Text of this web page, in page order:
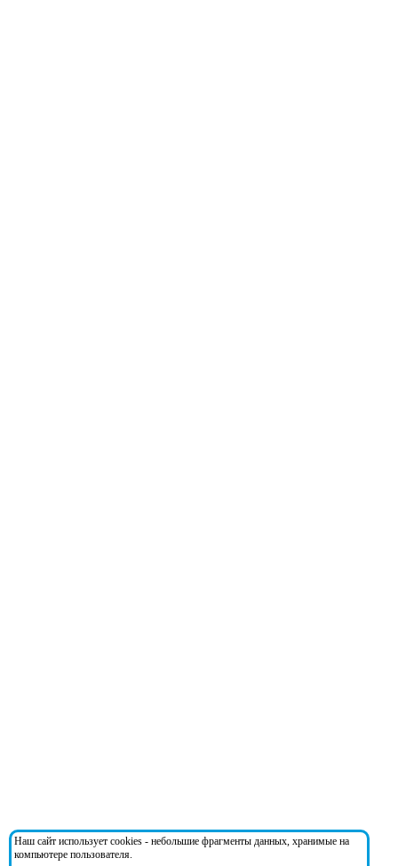
Наш сайт использует cookies - небольшие фрагменты данных, хранимые на
компьютере пользователя.